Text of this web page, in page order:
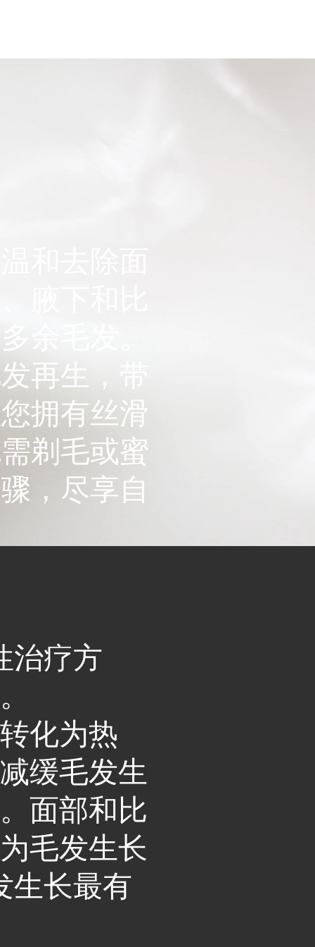
余毛发。
再生，带
拥有丝滑
剃毛或蜜
，尽享自
治疗方
化为热
缓毛发生
面部和比
毛发生长
生长最有